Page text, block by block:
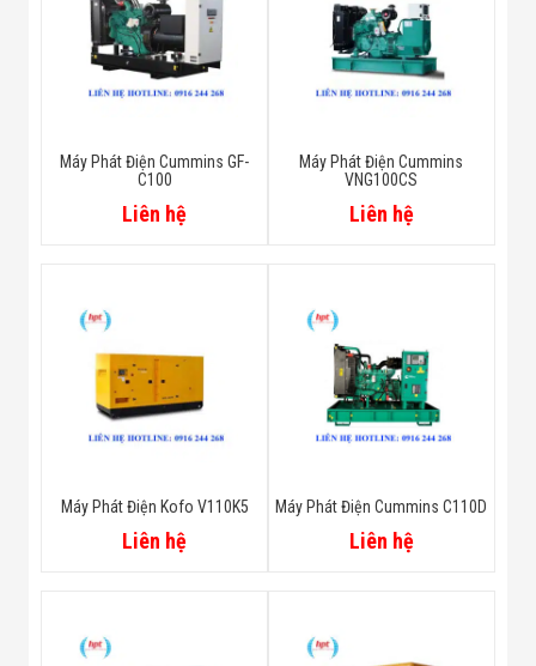
Máy Phát Điện Cummins GF-
C100
Liên hệ
Máy Phát Điện Cummins
VNG100CS
Liên hệ
Máy Phát Điện Kofo V110K5
Liên hệ
Máy Phát Điện Cummins C110D
Liên hệ